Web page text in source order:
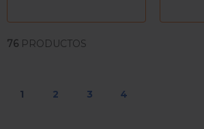
76 PRODUCTOS
1 2 3 4